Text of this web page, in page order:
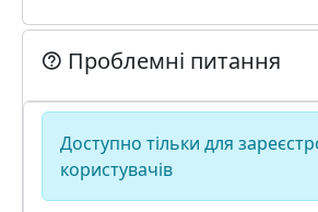
Проблемні питання
Доступно тільки для
користувачів